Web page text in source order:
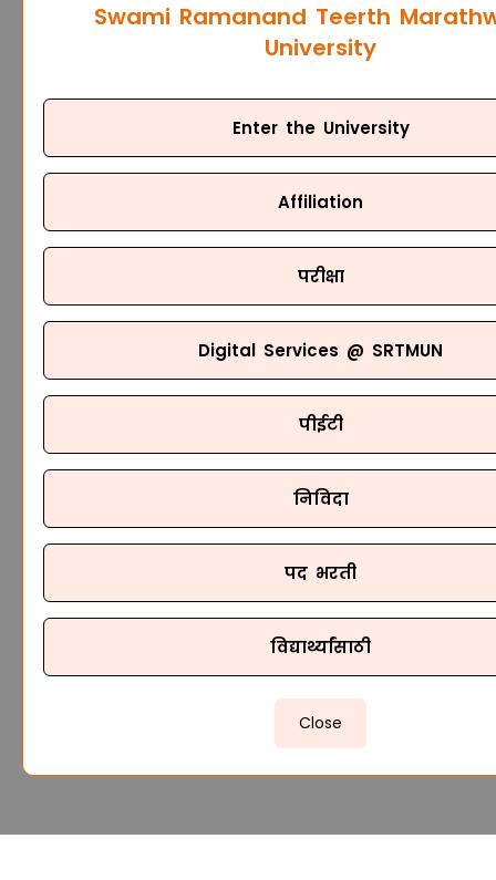
Swami Ramanand Teerth
University
Enter the University
Affiliation
परीक्षा
Digital Services @ SRTMUN
पीईटी
निविदा
पद भरती
विद्यार्थ्यांसाठी
Close